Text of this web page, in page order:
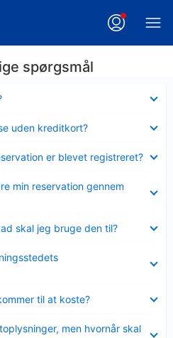
spørgsmål
uden kreditkort?
er blevet registreret?
min reservation gennem
skal jeg bruge den til?
til at koste?
men hvornår skal